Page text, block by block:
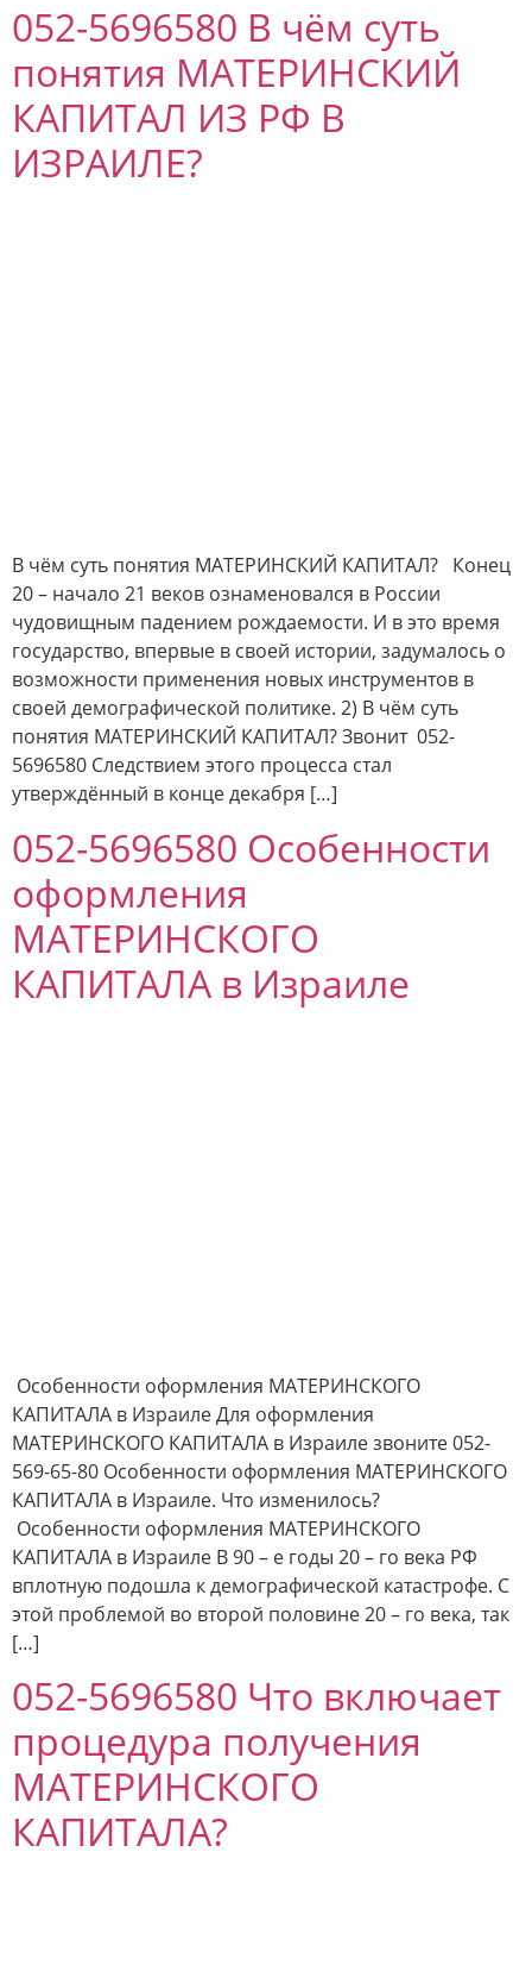
052-5696580 В чём суть
понятия МАТЕРИНСКИЙ
КАПИТАЛ ИЗ РФ В
ИЗРАИЛЕ?
В чём суть понятия МАТЕРИНСКИЙ КАПИТАЛ? Конец
20 – начало 21 веков ознаменовался в России
чудовищным падением рождаемости. И в это время
государство, впервые в своей истории, задумалось о
возможности применения новых инструментов в
своей демографической политике. 2) В чём суть
понятия МАТЕРИНСКИЙ КАПИТАЛ? Звонит 052-
5696580 Следствием этого процесса стал
утверждённый в конце декабря […]
052-5696580 Особенности
оформления
МАТЕРИНСКОГО
КАПИТАЛА в Израиле
Особенности оформления МАТЕРИНСКОГО
КАПИТАЛА в Израиле Для оформления
МАТЕРИНСКОГО КАПИТАЛА в Израиле звоните 052-
569-65-80 Особенности оформления МАТЕРИНСКОГО
КАПИТАЛА в Израиле. Что изменилось?
Особенности оформления МАТЕРИНСКОГО
КАПИТАЛА в Израиле В 90 – е годы 20 – го века РФ
вплотную подошла к демографической катастрофе. С
этой проблемой во второй половине 20 – го века, так
[…]
052-5696580 Что включает
процедура получения
МАТЕРИНСКОГО
КАПИТАЛА?